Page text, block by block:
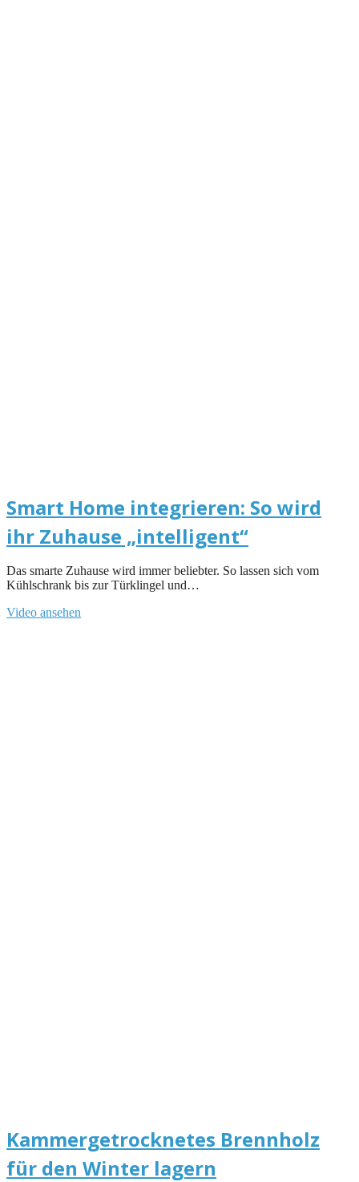
Smart Home integrieren: So wird
ihr Zuhause „intelligent“
Das smarte Zuhause wird immer beliebter. So lassen sich vom
Kühlschrank bis zur Türklingel und…
Video ansehen
Kammergetrocknetes Brennholz
für den Winter lagern